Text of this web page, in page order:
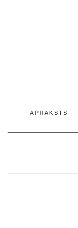
APRAKSTS